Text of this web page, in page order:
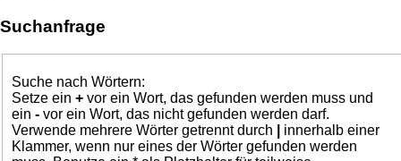
Suchanfrage
Suche nach Wörtern:
Setze ein + vor ein Wort, das gefunden werden muss und
ein - vor ein Wort, das nicht gefunden werden darf.
Verwende mehrere Wörter getrennt durch
innerhalb einer
Klammer, wenn nur eines der Wörter gefunden werden